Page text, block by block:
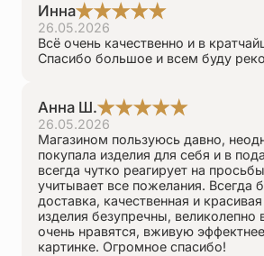
Инна
26.05.2026
Всё очень качественно и в
Спасибо большое и всем буду
Анна Ш.
26.05.2026
Магазином пользуюсь давно,
покупала изделия для себя и в
всегда чутко реагирует на
учитывает все пожелания. Всегда
доставка, качественная и
изделия безупречны, великолепно
очень нравятся, вживую
картинке. Огромное спасибо!